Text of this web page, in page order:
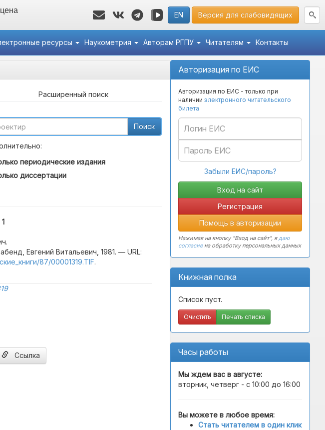
EN Версия для слабовидящих
ресурсы Наукометрия Авторам РГПУ Читателям Контакты
Авторизация по ЕИС
Авторизация по ЕИС - только при
наличии электронного читательского
билета
Забыли ЕИС/пароль?
Регистрация
Помощь в авторизации
Нажимая на кнопку "Вход на сайт", ядаю
согласиена обработку персональных данных
Книжная полка
Список пуст.
Очистить Печать списка
Часы работы
Мы ждем вас в августе:
вторник, четверг - с 10:00 до 16:00
Вы можете в любое время:
Стать читателем в один клик
Расширенный поиск
Поиск
периодические издания
диссертации
1
Евгений Витальевич, 1981. — URL:
87/00001319.TIF.
Ссылка